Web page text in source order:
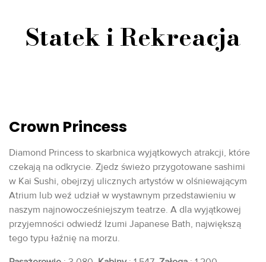
Statek i Rekreacja
Crown Princess
Diamond Princess to skarbnica wyjątkowych atrakcji, które
czekają na odkrycie. Zjedz świeżo przygotowane sashimi
w Kai Sushi, obejrzyj ulicznych artystów w olśniewającym
Atrium lub weź udział w wystawnym przedstawieniu w
naszym najnowocześniejszym teatrze. A dla wyjątkowej
przyjemności odwiedź Izumi Japanese Bath, największą
tego typu łaźnię na morzu.